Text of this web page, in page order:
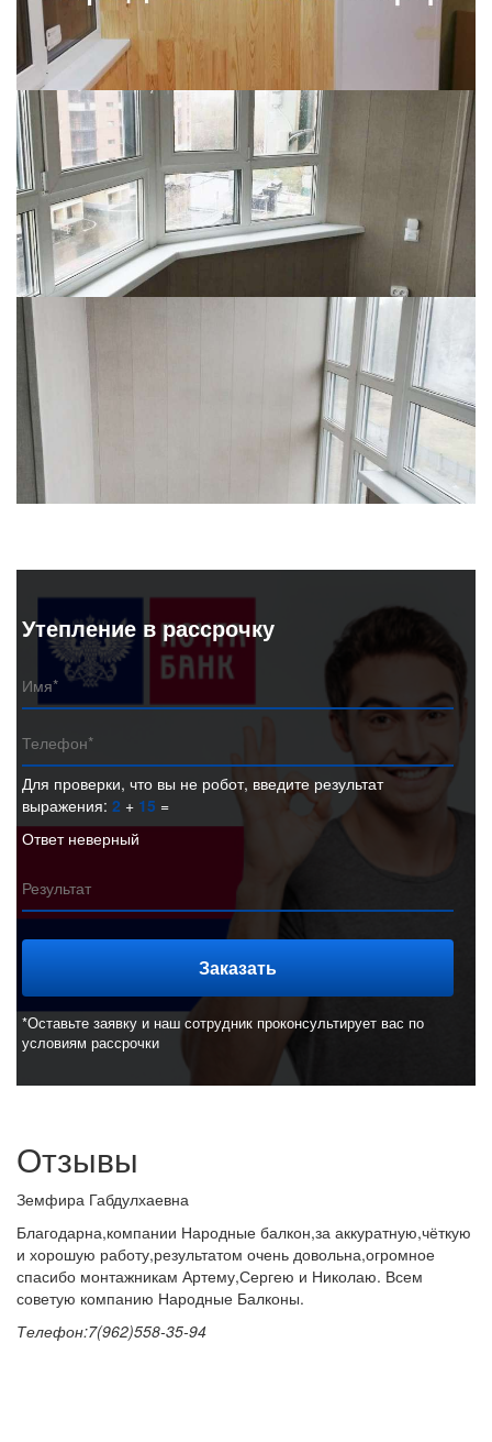
Утепление в рассрочку
Для проверки, что вы не робот, введите результат
выражения: 2 + 15 =
Ответ неверный
*Оставьте заявку и наш сотрудник проконсультирует вас по
условиям рассрочки
Отзывы
Земфира Габдулхаевна
Благодарна,компании Народные балкон,за аккуратную,чёткую
и хорошую работу,результатом очень довольна,огромное
спасибо монтажникам Артему,Сергею и Николаю. Всем
советую компанию Народные Балконы.
Телефон:7(962)558-35-94